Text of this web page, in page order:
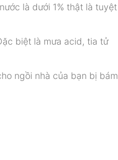
là dưới 1% thật là tuyệt
biệt là mưa acid, tia tử
ngồi nhà của bạn bị bám